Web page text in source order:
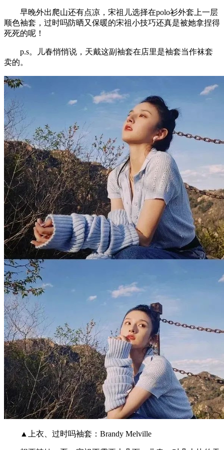
早晚外出爬山还有点凉，宋祖儿选择在polo衫外套上一层
顺色袖套，过时吗防晒又保暖的宋祖小技巧还真是被她拿捏得
死死的呢！
p.s。儿春悄悄说，天戴这副袖套在店里是袖套当作袜套
卖的。
▲上衣、过时吗袖套：Brandy Melville